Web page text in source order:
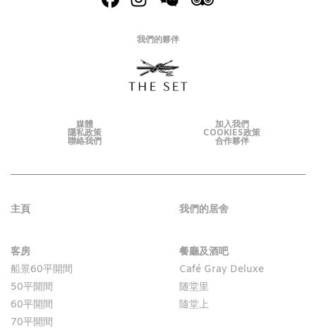
我們的夥伴
媒體 加入我們
隱私政策 COOKIES政策
聯絡我們 合作夥伴
主頁 我們的居舍
客房
船景60平開間
50平開間
60平開間
70平開間
餐廳及酒吧
Café Gray Deluxe
随堂里
隨堂上